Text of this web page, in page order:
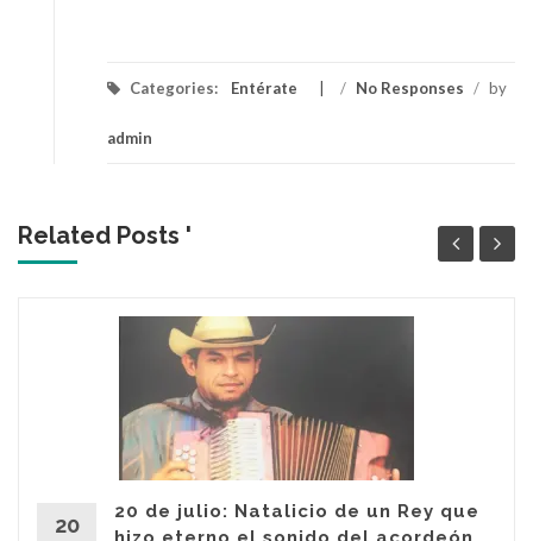
Categories: Entérate / No Responses / by
admin
Related Posts '
20
20 de julio: Natalicio de un Rey que